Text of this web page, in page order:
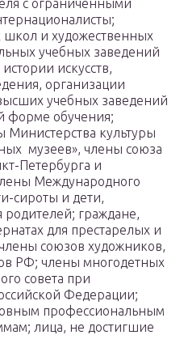
с ограниченными
школ и художественных
учебных заведений
искусств,
организации
учебных заведений
форме обучения;
Министерства культуры
музеев», члены союза
Петербурга и
Международного
сироты и дети,
родителей; граждане,
для престарелых и
союзов художников,
РФ; члены многодетных
совета при
Федерации;
профессиональным
лица, не достигшие